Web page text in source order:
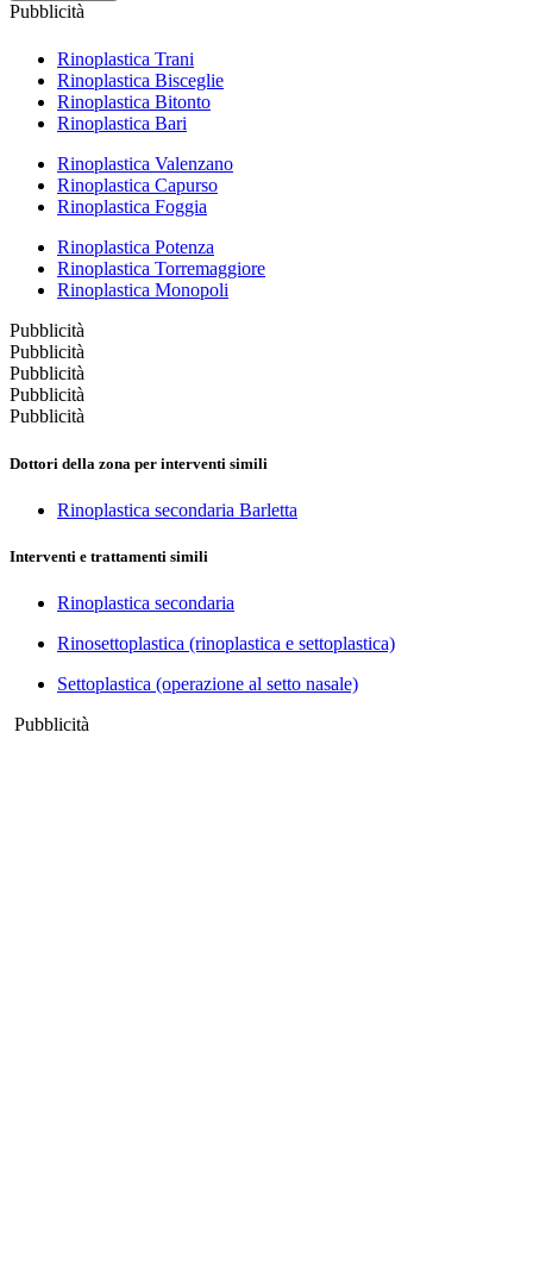
Pubblicità
Rinoplastica Trani
Rinoplastica Bisceglie
Rinoplastica Bitonto
Rinoplastica Bari
Rinoplastica Valenzano
Rinoplastica Capurso
Rinoplastica Foggia
Rinoplastica Potenza
Rinoplastica Torremaggiore
Rinoplastica Monopoli
Pubblicità
Pubblicità
Pubblicità
Pubblicità
Pubblicità
Dottori della zona per interventi simili
Rinoplastica secondaria Barletta
Interventi e trattamenti simili
Rinoplastica secondaria
Rinosettoplastica (rinoplastica e settoplastica)
Settoplastica (operazione al setto nasale)
Pubblicità